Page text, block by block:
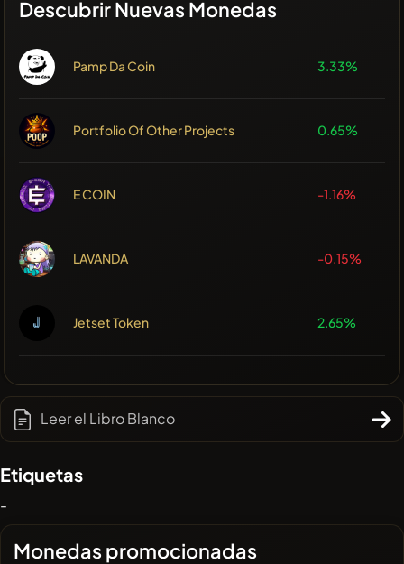
Descubrir Nuevas Monedas
Pamp Da Coin 3.33%
Portfolio Of Other Projects 0.65%
E COIN -1.16%
LAVANDA -0.15%
Jetset Token 2.65%
Leer el Libro Blanco
Etiquetas
-
Monedas promocionadas